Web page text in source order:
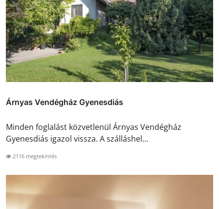
Árnyas Vendégház Gyenesdiás
Minden foglalást közvetlenül Árnyas Vendégház
Gyenesdiás igazol vissza. A szálláshel...
2116 megtekintés